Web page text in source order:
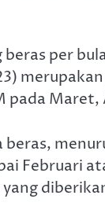
beras per
pada
Februari